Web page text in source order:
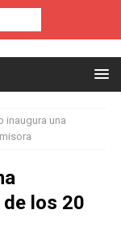
inaugura una
los 20